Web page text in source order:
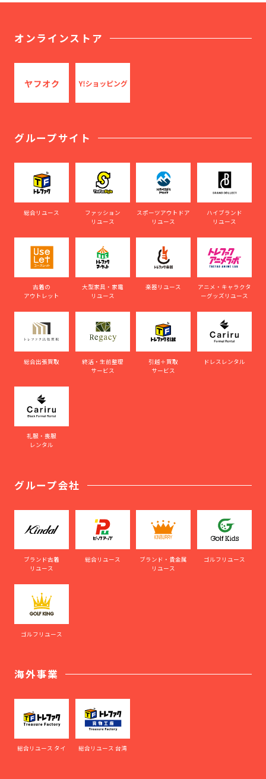
オンラインストア
グループサイト
総合リユース
ファッション
リユース
スポーツアウトドア
リユース
ハイブランド
リユース
古着の
アウトレット
大型家具・家電
リユース
楽器リユース
アニメ・キャラクタ
ーグッズリユース
総合出張買取
終活・生前整理
サービス
引越＋買取
サービス
ドレスレンタル
礼服・喪服
レンタル
グループ会社
ブランド古着
リユース
総合リユース
ブランド・貴金属
リユース
ゴルフリユース
ゴルフリユース
海外事業
総合リユース タイ 総合リユース 台湾